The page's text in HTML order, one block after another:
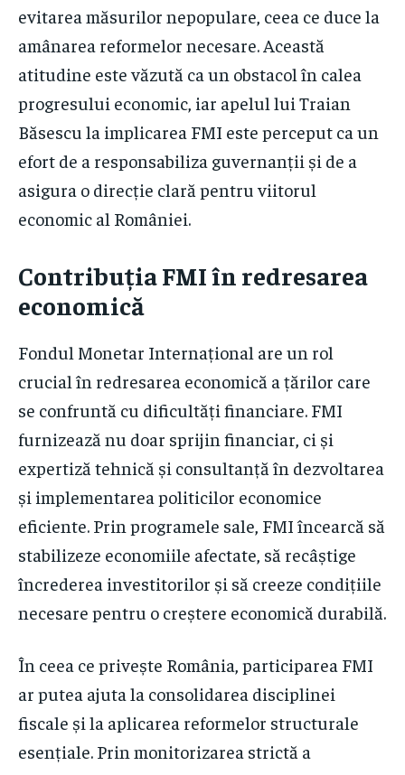
evitarea măsurilor nepopulare, ceea ce duce la
amânarea reformelor necesare. Această
atitudine este văzută ca un obstacol în calea
progresului economic, iar apelul lui Traian
Băsescu la implicarea FMI este perceput ca un
efort de a responsabiliza guvernanții și de a
asigura o direcție clară pentru viitorul
economic al României.
Contribuția FMI în redresarea
economică
Fondul Monetar Internațional are un rol
crucial în redresarea economică a țărilor care
se confruntă cu dificultăți financiare. FMI
furnizează nu doar sprijin financiar, ci și
expertiză tehnică și consultanță în dezvoltarea
și implementarea politicilor economice
eficiente. Prin programele sale, FMI încearcă să
stabilizeze economiile afectate, să recâștige
încrederea investitorilor și să creeze condițiile
necesare pentru o creștere economică durabilă.
În ceea ce privește România, participarea FMI
ar putea ajuta la consolidarea disciplinei
fiscale și la aplicarea reformelor structurale
esențiale. Prin monitorizarea strictă a